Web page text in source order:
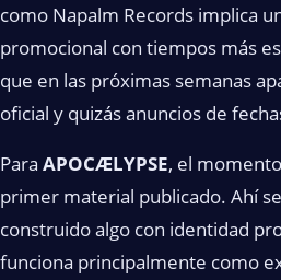
como Napalm Records implica
promocional con tiempos más
que en las próximas semanas
oficial y quizás anuncios de
Para APOCÆLYPSE, el
primer material publicado. Ahí
construido algo con identidad
funciona principalmente como